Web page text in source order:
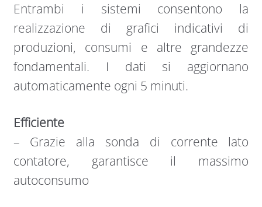
Entrambi i sistemi consentono la
realizzazione di grafici indicativi di
produzioni, consumi e altre grandezze
fondamentali. I dati si aggiornano
automaticamente ogni 5 minuti.
Efficiente
–
Grazie alla sonda di corrente lato
contatore, garantisce il massimo
autoconsumo